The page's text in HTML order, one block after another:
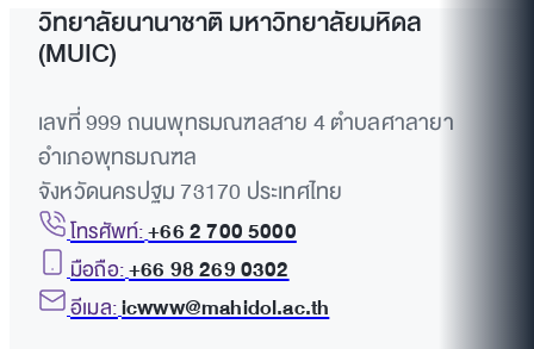
วิทยาลัยนานาชาติ มหาวิทยาลัยมหิดล
(MUIC)
เลขที่ 999 ถนนพุทธมณฑลสาย 4 ตำบลศาลายา
อำเภอพุทธมณฑล
จังหวัดนครปฐม 73170 ประเทศไทย
โทรศัพท์:+66 2 700 5000
มือถือ:+66 98 269 0302
อีเมล:icwww@mahidol.ac.th